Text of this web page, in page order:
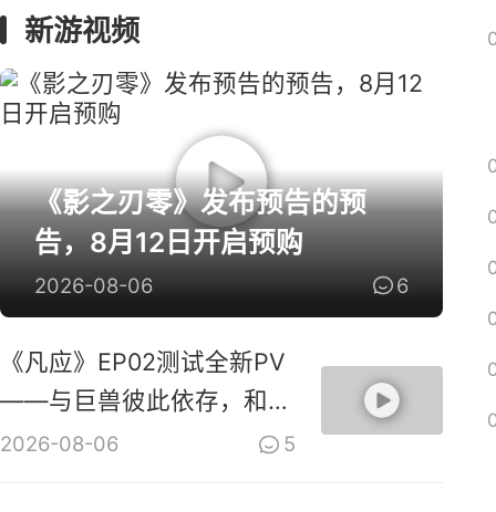
新游视频
《影之刃零》发布预告的预
告，8月12日开启预购
2026-08-06 6
《凡应》EP02测试全新PV
——与巨兽彼此依存，和鸣
共生！
2026-08-06 5